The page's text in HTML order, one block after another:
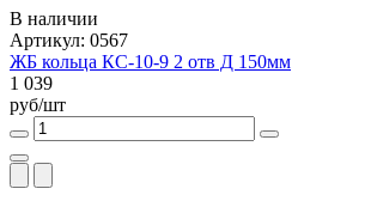
В наличии
Артикул: 0567
ЖБ кольца КС-10-9 2 отв Д 150мм
1 039
руб/шт